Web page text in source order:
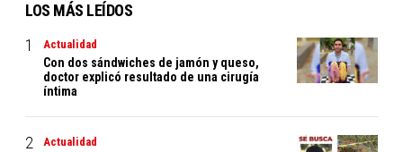
LOS MÁS LEÍDOS
Actualidad
Con dos sándwiches de jamón y queso,
doctor explicó resultado de una cirugía
íntima
Actualidad